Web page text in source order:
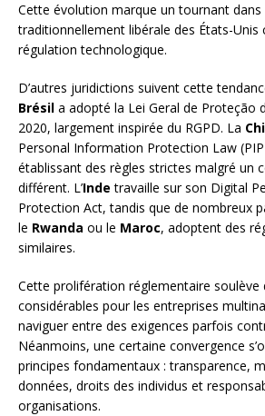
Cette évolution marque un tournant dans
traditionnellement libérale des États-Unis
régulation technologique.
D’autres juridictions suivent cette
Brésil a adopté la Lei Geral de Proteção
2020, largement inspirée du RGPD. La
Personal Information Protection Law
établissant des règles strictes malgré un
différent. L’Inde travaille sur son Digital
Protection Act, tandis que de nombreux
le Rwanda ou le Maroc, adoptent des
similaires.
Cette prolifération réglementaire soulève
considérables pour les entreprises
naviguer entre des exigences parfois
Néanmoins, une certaine convergence
principes fondamentaux : transparence,
données, droits des individus et
organisations.